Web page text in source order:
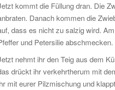
kommt die Füllung dran. Die
Danach kommen die
dass es nicht zu salzig wird.
und Petersilie
nehmt ihr den Teig aus dem
drückt ihr verkehrtherum mit
mit eurer Pilzmischung und